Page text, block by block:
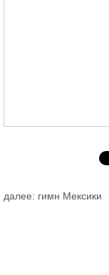
далее: гимн Мексики